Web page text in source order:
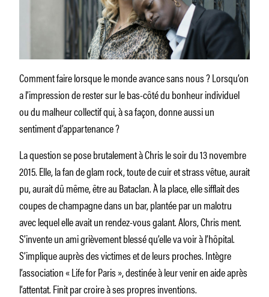
Comment faire lorsque le monde avance sans nous ? Lorsqu’on
a l’impression de rester sur le bas-côté du bonheur individuel
ou du malheur collectif qui, à sa façon, donne aussi un
sentiment d’appartenance ?
La question se pose brutalement à Chris le soir du 13 novembre
2015. Elle, la fan de glam rock, toute de cuir et strass vêtue, aurait
pu, aurait dû même, être au Bataclan. À la place, elle sifflait des
coupes de champagne dans un bar, plantée par un malotru
avec lequel elle avait un rendez-vous galant. Alors, Chris ment.
S’invente un ami grièvement blessé qu’elle va voir à l’hôpital.
S’implique auprès des victimes et de leurs proches. Intègre
l’association « Life for Paris », destinée à leur venir en aide après
l’attentat. Finit par croire à ses propres inventions.